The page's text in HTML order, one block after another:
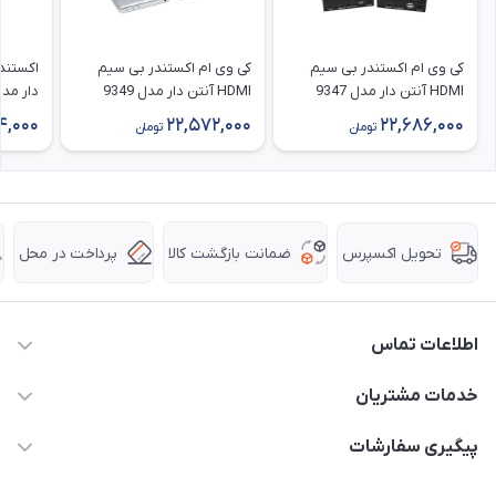
کی وی ام اکستندر بی سیم
HDMI آنتن دار مدل 9347
22,686,000 تومان
کی وی ام اکستندر بی سیم
HDMI آنتن دار مدل 9349
22,572,000 تومان
دار مدل 9348 طول
تحویل اکسپرس ضمانت بازگشت کالا پرداخت در محل
اطلاعات تماس
63 0000 43 - 021
خدمات مشتریان
قوانین و مقررات
پیگیری سفارشات